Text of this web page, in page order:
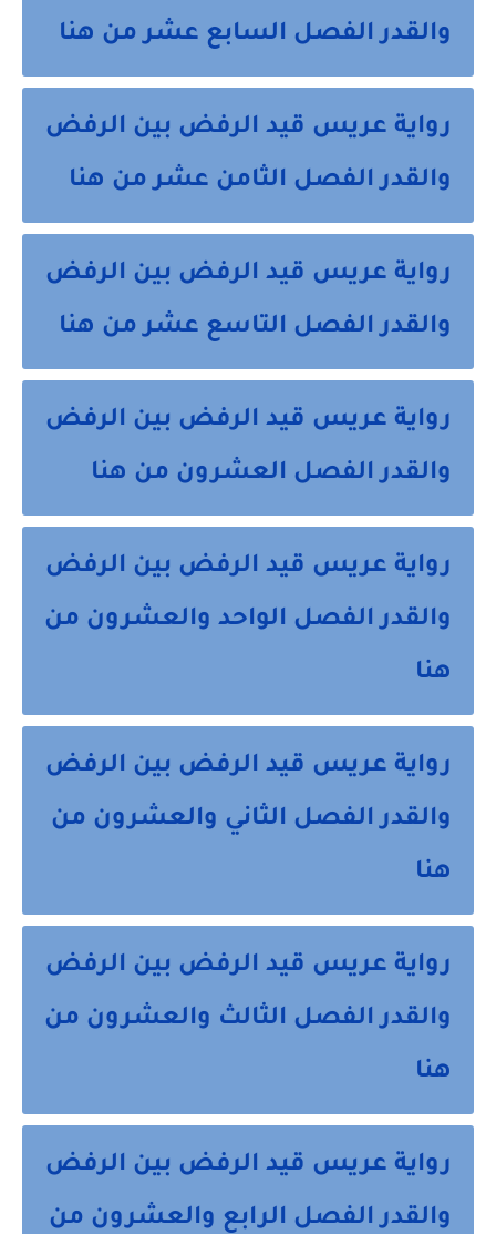
والقدر الفصل السابع عشر من هنا
رواية عريس قيد الرفض بين الرفض
والقدر الفصل الثامن عشر من هنا
رواية عريس قيد الرفض بين الرفض
والقدر الفصل التاسع عشر من هنا
رواية عريس قيد الرفض بين الرفض
والقدر الفصل العشرون من هنا
رواية عريس قيد الرفض بين الرفض
والقدر الفصل الواحد والعشرون من
هنا
رواية عريس قيد الرفض بين الرفض
والقدر الفصل الثاني والعشرون من
هنا
رواية عريس قيد الرفض بين الرفض
والقدر الفصل الثالث والعشرون من
هنا
رواية عريس قيد الرفض بين الرفض
والقدر الفصل الرابع والعشرون من